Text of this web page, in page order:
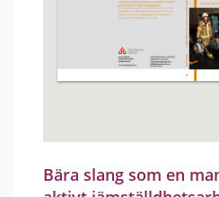
Bära slang som en